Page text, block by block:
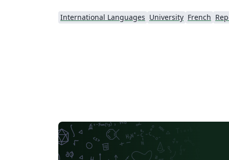
International Languages University French